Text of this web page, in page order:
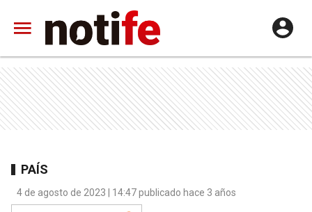
PAÍS
4 de agosto de 2023 | 14:47 publicado hace 3 años